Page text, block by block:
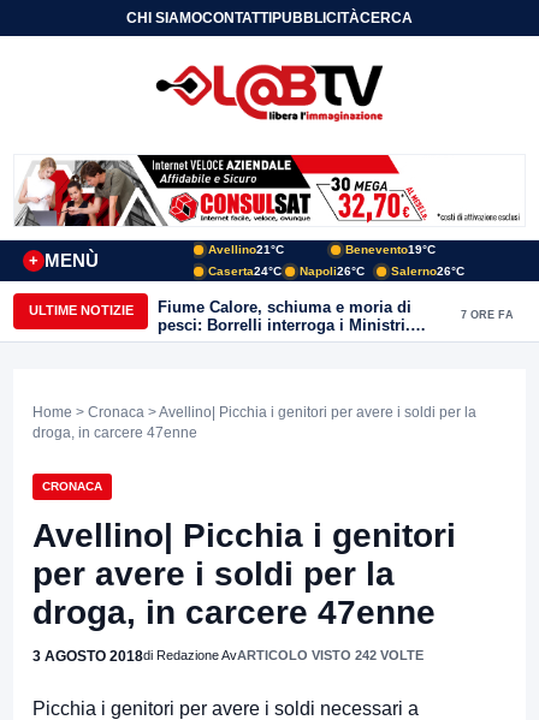
CHI SIAMOCONTATTIPUBBLICITÀCERCA
MENÙ
+
Avellino21°C Benevento19°C
Caserta24°C Napoli26°C Salerno26°C
ULTIME NOTIZIE
Fiume Calore, schiuma e moria di
pesci: Borrelli interroga i Ministri.
“Benevento paga l’assenza del
7 ORE FA
Home > Cronaca > Avellino| Picchia i genitori per avere i soldi per la
droga, in carcere 47enne
CRONACA
Avellino| Picchia i genitori
per avere i soldi per la
droga, in carcere 47enne
3 AGOSTO 2018di Redazione AvARTICOLO VISTO 242 VOLTE
Picchia i genitori per avere i soldi necessari a